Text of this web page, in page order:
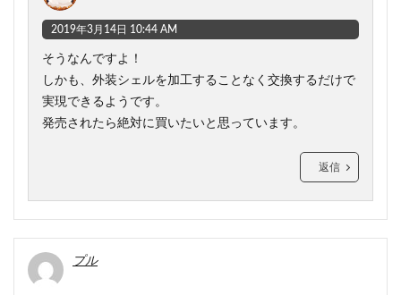
2019年3月14日 10:44 AM
そうなんですよ！
しかも、外装シェルを加工することなく交換するだけで
実現できるようです。
発売されたら絶対に買いたいと思っています。
返信
プル